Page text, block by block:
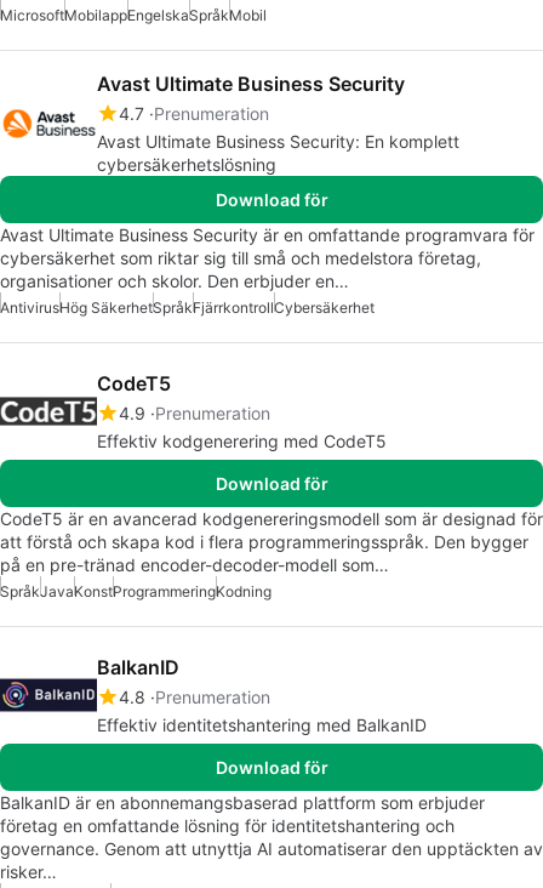
MicrosoftMobilappEngelskaSpråkMobil
Avast Ultimate Business Security
4.7 Prenumeration
Avast Ultimate Business Security: En komplett
cybersäkerhetslösning
Download för
Avast Ultimate Business Security är en omfattande programvara för
cybersäkerhet som riktar sig till små och medelstora företag,
organisationer och skolor. Den erbjuder en…
AntivirusHög SäkerhetSpråkFjärrkontrollCybersäkerhet
CodeT5
4.9 Prenumeration
Effektiv kodgenerering med CodeT5
Download för
CodeT5 är en avancerad kodgenereringsmodell som är designad för
att förstå och skapa kod i flera programmeringsspråk. Den bygger
på en pre-tränad encoder-decoder-modell som…
SpråkJavaKonstProgrammeringKodning
BalkanID
4.8 Prenumeration
Effektiv identitetshantering med BalkanID
Download för
BalkanID är en abonnemangsbaserad plattform som erbjuder
företag en omfattande lösning för identitetshantering och
governance. Genom att utnyttja AI automatiserar den upptäckten av
risker…